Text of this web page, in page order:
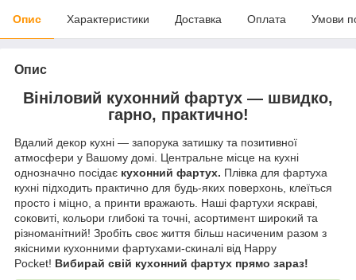
Опис Характеристики Доставка Оплата Умови
Опис
Вініловий кухонний фартух — швидко,
гарно, практично!
Вдалий декор кухні — запорука затишку та позитивної
атмосфери у Вашому домі. Центральне місце на кухні
однозначно посідає кухонний фартух. Плівка для фартуха
кухні підходить практично для будь-яких поверхонь, клеїться
просто і міцно, а принти вражають. Наші фартухи яскраві,
соковиті, кольори глибокі та точні, асортимент широкий та
різноманітний! Зробіть своє життя більш насиченим разом з
якісними кухонними фартухами-скиналі від Happy
Pocket! Вибирай свій кухонний фартух прямо зараз!